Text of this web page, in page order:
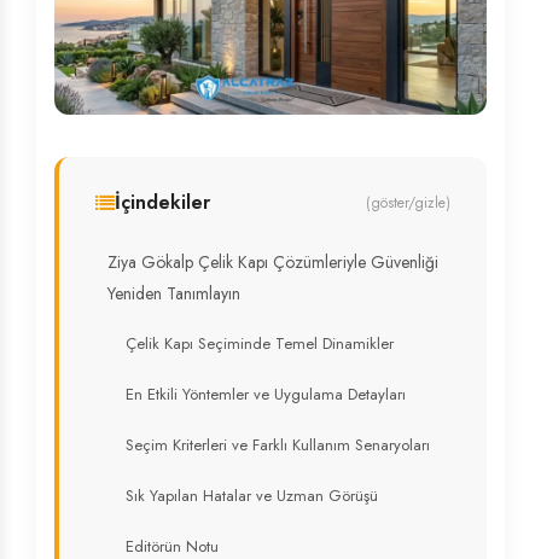
İçindekiler (göster/gizle)
Ziya Gökalp Çelik Kapı Çözümleriyle Güvenliği
Yeniden Tanımlayın
Çelik Kapı Seçiminde Temel Dinamikler
En Etkili Yöntemler ve Uygulama Detayları
Seçim Kriterleri ve Farklı Kullanım Senaryoları
Sık Yapılan Hatalar ve Uzman Görüşü
Editörün Notu